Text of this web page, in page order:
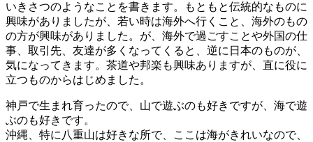
いきさつのようなことを書きます。もともと伝統的なものに
興味がありましたが、若い時は海外へ行くこと、海外のもの
の方が興味がありました。が、海外で過ごすことや外国の仕
事、取引先、友達が多くなってくると、逆に日本のものが、
気になってきます。茶道や邦楽も興味ありますが、直に役に
立つものからはじめました。
神戸で生まれ育ったので、山で遊ぶのも好きですが、海で遊
ぶのも好きです。
沖縄、特に八重山は好きな所で、ここは海がきれいなので、